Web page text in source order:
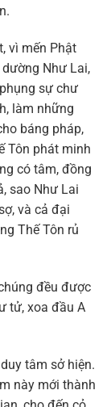
vì mến Phật
Như Lai,
sự chư
làm những
báng pháp,
Tôn phát minh
có tâm, đồng
sao Như Lai
và cả đại
Thế Tôn rủ
đều được
tử, xoa đầu A
tâm sở hiện.
này mới thành